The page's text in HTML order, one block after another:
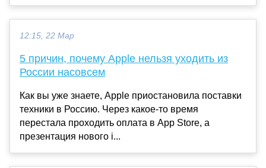
12:15, 22 Мар
5 причин, почему Apple нельзя уходить из
России насовсем
Как вы уже знаете, Apple приостановила поставки
техники в Россию. Через какое-то время
перестала проходить оплата в App Store, а
презентация нового i...